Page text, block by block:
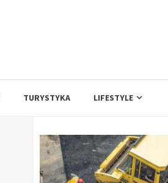
TURYSTYKA LIFESTYLE